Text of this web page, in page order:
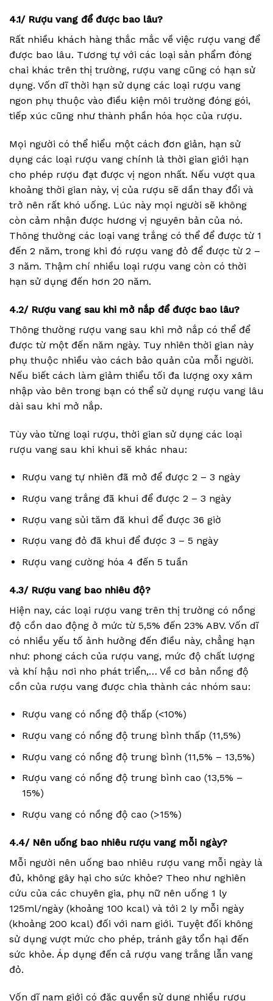
4.1/ Rượu vang để được bao lâu?
Rất nhiều khách hàng thắc mắc về việc rượu vang để
được bao lâu. Tương tự với các loại sản phẩm đóng
chai khác trên thị trường, rượu vang cũng có hạn sử
dụng. Vốn dĩ thời hạn sử dụng các loại rượu vang
ngon phụ thuộc vào điều kiện môi trường đóng gói,
tiếp xúc cũng như thành phần hóa học của rượu.
Mọi người có thể hiểu một cách đơn giản, hạn sử
dụng các loại rượu vang chính là thời gian giới hạn
cho phép rượu đạt được vị ngon nhất. Nếu vượt qua
khoảng thời gian này, vị của rượu sẽ dần thay đổi và
trở nên rất khó uống. Lúc này mọi người sẽ không
còn cảm nhận được hương vị nguyên bản của nó.
Thông thường các loại vang trắng có thể để được từ 1
đến 2 năm, trong khi đó rượu vang đỏ để được từ 2 –
3 năm. Thậm chí nhiều loại rượu vang còn có thời
hạn sử dụng đến hơn 20 năm.
4.2/ Rượu vang sau khi mở nắp để được bao lâu?
Thông thường rượu vang sau khi mở nắp có thể để
được từ một đến năm ngày. Tuy nhiên thời gian này
phụ thuộc nhiều vào cách bảo quản của mỗi người.
Nếu biết cách làm giảm thiểu tối đa lượng oxy xâm
nhập vào bên trong bạn có thể sử dụng rượu vang lâu
dài sau khi mở nắp.
Tùy vào từng loại rượu, thời gian sử dụng các loại
rượu vang sau khi khui sẽ khác nhau:
Rượu vang tự nhiên đã mở để được 2 – 3 ngày
Rượu vang trắng đã khui để được 2 – 3 ngày
Rượu vang sủi tăm đã khui để được 36 giờ
Rượu vang đỏ đã khui để được 3 – 5 ngày
Rượu vang cường hóa 4 đến 5 tuần
4.3/ Rượu vang bao nhiêu độ?
Hiện nay, các loại rượu vang trên thị trường có nồng
độ cồn dao động ở mức từ 5,5% đến 23% ABV. Vốn dĩ
có nhiều yếu tố ảnh hưởng đến điều này, chẳng hạn
như: phong cách của rượu vang, mức độ chất lượng
và khí hậu nơi nho phát triển,… Về cơ bản nồng độ
cồn của rượu vang được chia thành các nhóm sau:
Rượu vang có nồng độ thấp (<10%)
Rượu vang có nồng độ trung bình thấp (11,5%)
Rượu vang có nồng độ trung bình (11,5% – 13,5%)
Rượu vang có nồng độ trung bình cao (13,5% –
15%)
Rượu vang có nồng độ cao (>15%)
4.4/ Nên uống bao nhiêu rượu vang mỗi ngày?
Mỗi người nên uống bao nhiêu rượu vang mỗi ngày là
đủ, không gây hại cho sức khỏe? Theo như nghiên
cứu của các chuyên gia, phụ nữ nên uống 1 ly
125ml/ngày (khoảng 100 kcal) và tới 2 ly mỗi ngày
(khoảng 200 kcal) đối với nam giới. Tuyệt đối không
sử dụng vượt mức cho phép, tránh gây tổn hại đến
sức khỏe. Áp dụng đến cả rượu vang trắng lẫn vang
đỏ.
Vốn dĩ nam giới có đặc quyền sử dụng nhiều rượu